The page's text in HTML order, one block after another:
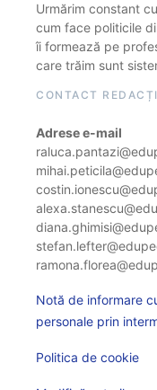
Urmărim constant
cum face politicile
îi formează pe
care trăim sunt
CONTACT
Adrese e-mail
Notă de informare
personale prin
Politica de cookie